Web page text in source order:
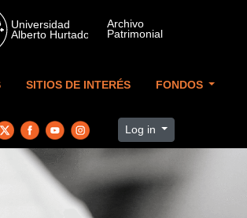
SITIOS DE INTERÉS FONDOS
Log in